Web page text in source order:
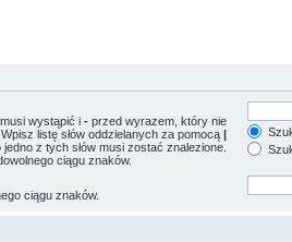
wystąpić i - przed wyrazem, który nie
listę słów oddzielanych za pomocą |
z tych słów musi zostać znalezione.
ciągu znaków.
ciągu znaków.